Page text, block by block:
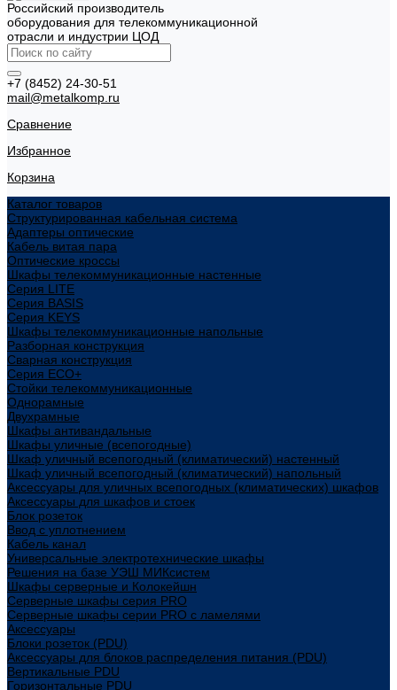
Российский производитель
оборудования для телекоммуникационной
отрасли и индустрии ЦОД
+7 (8452) 24-30-51
mail@metalkomp.ru
Сравнение
Избранное
Корзина
Каталог товаров
Структурированная кабельная система
Адаптеры оптические
Кабель витая пара
Оптические кроссы
Шкафы телекоммуникационные настенные
Cерия LITE
Cерия BASIS
Cерия KEYS
Шкафы телекоммуникационные напольные
Разборная конструкция
Сварная конструкция
Серия ECO+
Стойки телекоммуникационные
Однорамные
Двухрамные
Шкафы антивандальные
Шкафы уличные (всепогодные)
Шкаф уличный всепогодный (климатический) настенный
Шкаф уличный всепогодный (климатический) напольный
Аксессуары для уличных всепогодных (климатических) шкафов
Аксессуары для шкафов и стоек
Блок розеток
Ввод с уплотнением
Кабель канал
Универсальные электротехнические шкафы
Решения на базе УЭШ МИКсистем
Шкафы серверные и Колокейшн
Серверные шкафы серия PRO
Серверные шкафы серии PRO с ламелями
Аксессуары
Блоки розеток (PDU)
Аксессуары для блоков распределения питания (PDU)
Вертикальные PDU
Горизонтальные PDU